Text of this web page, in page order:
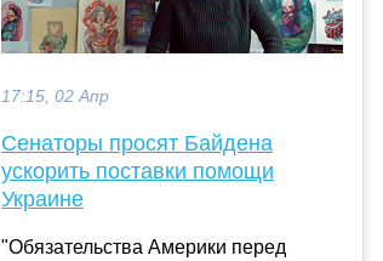
17:15, 02 Апр
Сенаторы просят Байдена
ускорить поставки помощи
Украине
"Обязательства Америки перед